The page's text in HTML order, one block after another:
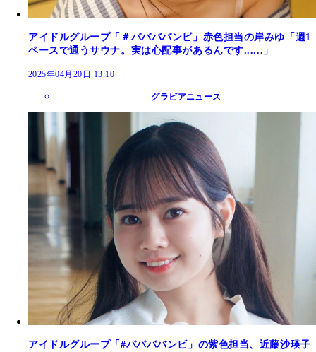
アイドルグループ「＃ババババンビ」赤色担当の岸みゆ「週1
ペースで通うサウナ。実は心配事があるんです......」
2025年04月20日 13:10
グラビアニュース
アイドルグループ「#ババババンビ」の紫色担当、近藤沙瑛子